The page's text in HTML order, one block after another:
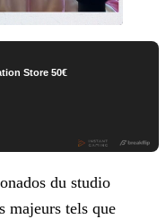
Store 50€
du studio
majeurs tels que